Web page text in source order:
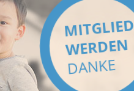
MITGLIED
WERDEN
DANKE